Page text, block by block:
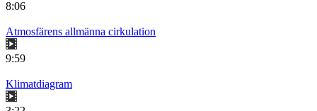
8:06
Atmosfärens allmänna cirkulation
9:59
Klimatdiagram